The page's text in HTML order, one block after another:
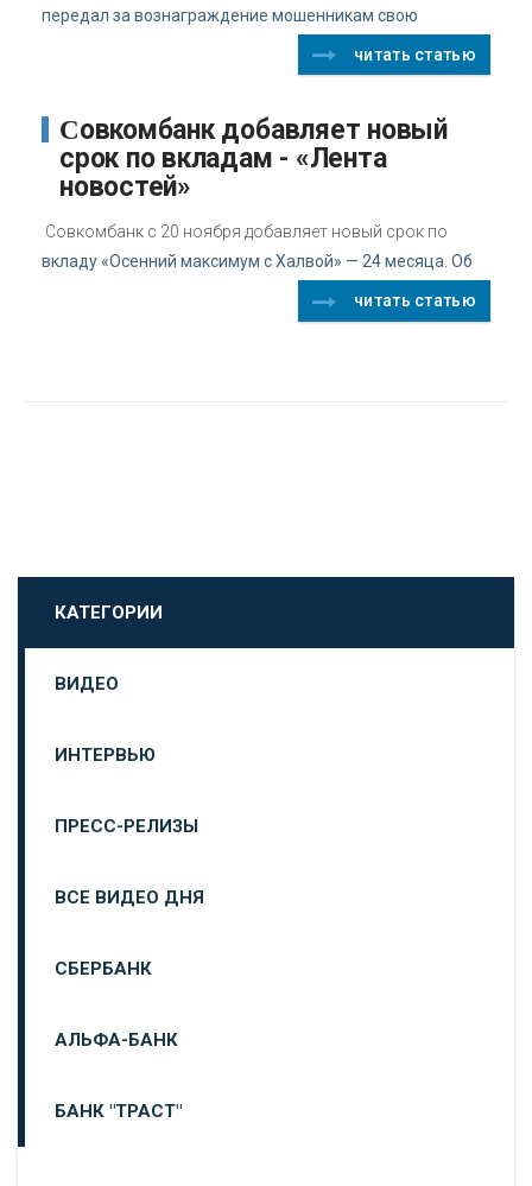
передал за вознаграждение мошенникам свою
читать статью
Совкомбанк добавляет новый
срок по вкладам - «Лента
новостей»
Совкомбанк с 20 ноября добавляет новый срок по
вкладу «Осенний максимум с Халвой» — 24 месяца. Об
читать статью
КАТЕГОРИИ
ВИДЕО
ИНТЕРВЬЮ
ПРЕСС-РЕЛИЗЫ
ВСЕ ВИДЕО ДНЯ
СБЕРБАНК
АЛЬФА-БАНК
БАНК "ТРАСТ"